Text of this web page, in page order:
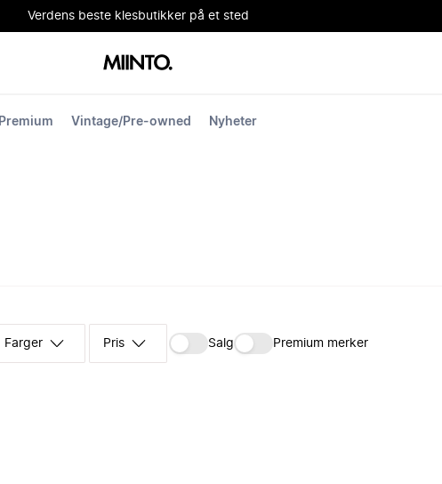
Verdens beste klesbutikker på et sted
Premium Vintage/Pre-owned Nyheter
Farger Pris Salg Premium merker